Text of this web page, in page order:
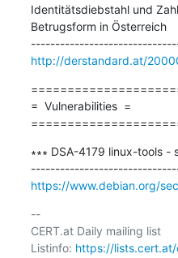
Identitätsdiebstahl und
Betrugsform in Österreich
http://derstandard.at/
=  Vulnerabilities  =
∗∗∗ DSA-4179 linux-tools -
https://www.debian.org/
--
CERT.at Daily mailing list
Listinfo: https://